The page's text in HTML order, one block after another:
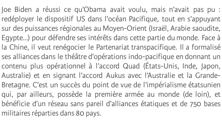
Joe Biden a réussi ce qu’Obama avait voulu, mais n’avait pas pu :
redéployer le dispositif US dans l’océan Pacifique, tout en s’appuyant
sur des puissances régionales au Moyen-Orient (Israël, Arabie saoudite,
Egypte…) pour défendre ses intérêts dans cette partie du monde. Face à
la Chine, il veut renégocier le Partenariat transpacifique. Il a formalisé
ses alliances dans le théâtre d’opérations indo-pacifique en donnant un
contenu plus opérationnel à l’accord Quad (États-Unis, Inde, Japon,
Australie) et en signant l’accord Aukus avec l’Australie et la Grande-
Bretagne. C’est un succès du point de vue de l’impérialisme étatsunien
qui, par ailleurs, possède la première armée au monde (de loin), et
bénéficie d’un réseau sans pareil d’alliances étatiques et de 750 bases
militaires réparties dans 80 pays.